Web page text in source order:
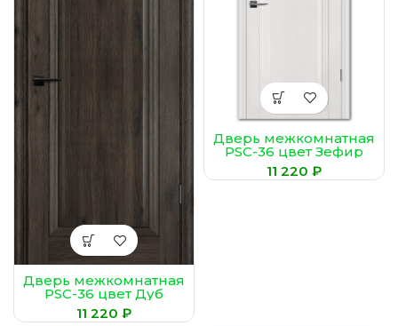
Дверь межкомнатная
PSC-36 цвет Дуб
темный
₽
Дверь межкомнатная
PSC-36 цвет Зефир
₽